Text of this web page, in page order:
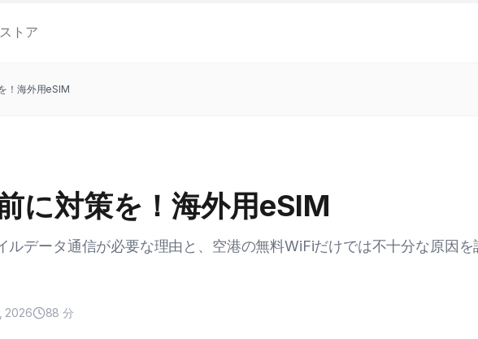
ストア
！海外用eSIM
に対策を！海外用eSIM
ルデータ通信が必要な理由と、空港の無料WiFiだけでは不十分な原因を
2026 88 分